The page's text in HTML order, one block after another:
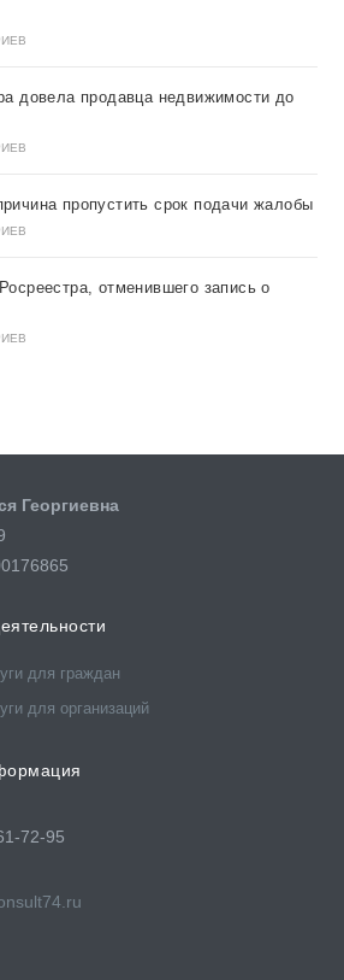
довела продавца недвижимости до
пропустить срок подачи жалобы
отменившего запись о
Георгиевна
для граждан​
для организаций
72-95